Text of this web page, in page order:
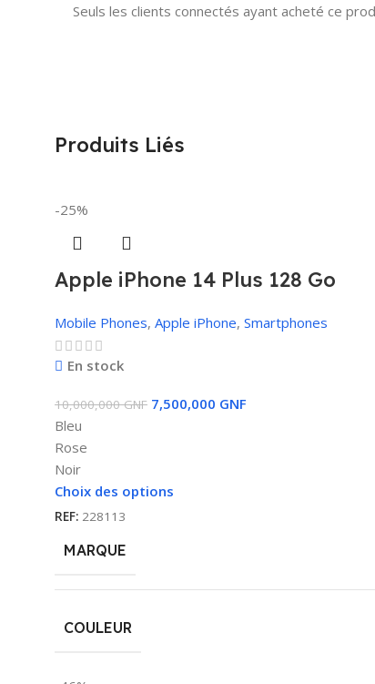
Seuls les clients connectés ayant acheté ce
Produits Liés
-25%
Apple iPhone 14 Plus 128 Go
Mobile Phones, Apple iPhone, Smartphones
En stock
10,000,000GNF 7,500,000 GNF
Bleu
Rose
Noir
Choix des options
REF: 228113
MARQUE
COULEUR